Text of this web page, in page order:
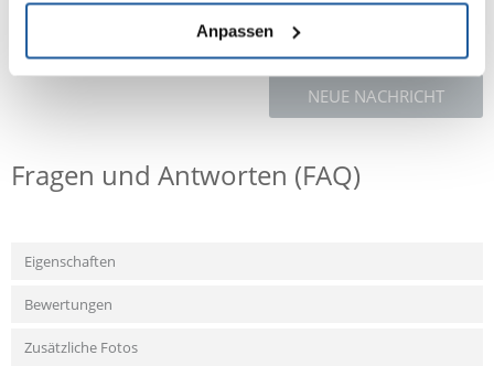
Anpassen
NEUE NACHRICHT
Fragen und Antworten (FAQ)
Eigenschaften
Bewertungen
Zusätzliche Fotos